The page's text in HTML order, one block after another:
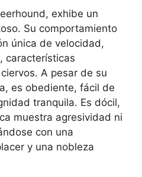
exhibe un
Su comportamiento
única de velocidad,
características
A pesar de su
es obediente, fácil de
tranquila. Es dócil,
muestra agresividad ni
con una
y una nobleza